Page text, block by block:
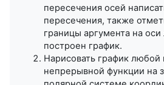
пересечения осей
пересечения, также
границы аргумента на оси
построен график.
Нарисовать график любой
непрерывной функции на